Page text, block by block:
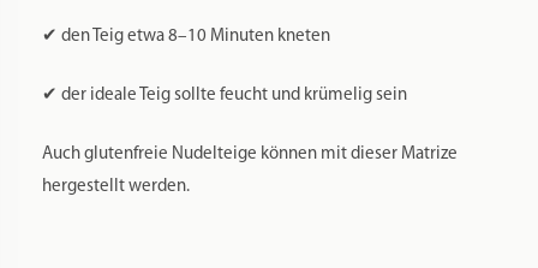
✔ den Teig etwa 8–10 Minuten kneten
✔ der ideale Teig sollte feucht und krümelig sein
Auch glutenfreie Nudelteige können mit dieser Matrize
hergestellt werden.